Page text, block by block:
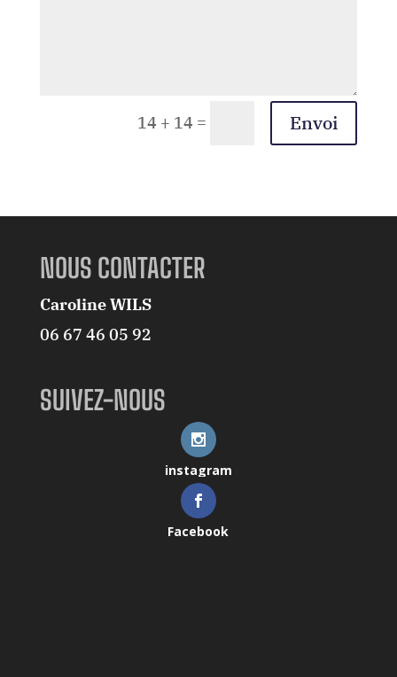
14 + 14 = Envoi
NOUS CONTACTER
Caroline WILS
06 67 46 05 92
SUIVEZ-NOUS
instagram
Facebook